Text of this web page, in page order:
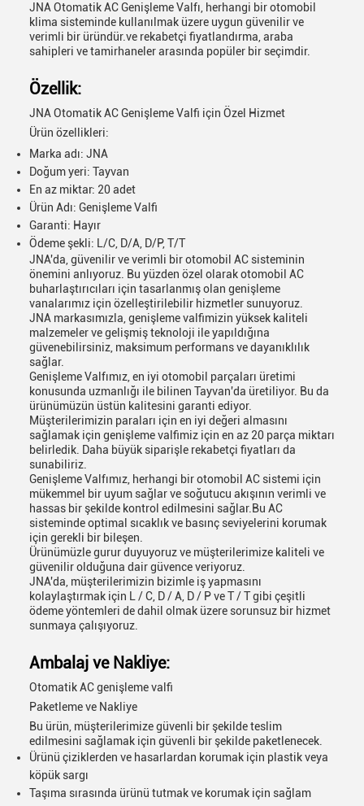
JNA Otomatik AC Genişleme Valfı, herhangi bir otomobil
klima sisteminde kullanılmak üzere uygun güvenilir ve
verimli bir üründür.ve rekabetçi fiyatlandırma, araba
sahipleri ve tamirhaneler arasında popüler bir seçimdir.
Özellik:
JNA Otomatik AC Genişleme Valfi için Özel Hizmet
Ürün özellikleri:
Marka adı: JNA
Doğum yeri: Tayvan
En az miktar: 20 adet
Ürün Adı: Genişleme Valfi
Garanti: Hayır
Ödeme şekli: L/C, D/A, D/P, T/T
JNA'da, güvenilir ve verimli bir otomobil AC sisteminin
önemini anlıyoruz. Bu yüzden özel olarak otomobil AC
buharlaştırıcıları için tasarlanmış olan genişleme
vanalarımız için özelleştirilebilir hizmetler sunuyoruz.
JNA markasımızla, genişleme valfimizin yüksek kaliteli
malzemeler ve gelişmiş teknoloji ile yapıldığına
güvenebilirsiniz, maksimum performans ve dayanıklılık
sağlar.
Genişleme Valfımız, en iyi otomobil parçaları üretimi
konusunda uzmanlığı ile bilinen Tayvan'da üretiliyor. Bu da
ürünümüzün üstün kalitesini garanti ediyor.
Müşterilerimizin paraları için en iyi değeri almasını
sağlamak için genişleme valfimiz için en az 20 parça miktarı
belirledik. Daha büyük siparişle rekabetçi fiyatları da
sunabiliriz.
Genişleme Valfımız, herhangi bir otomobil AC sistemi için
mükemmel bir uyum sağlar ve soğutucu akışının verimli ve
hassas bir şekilde kontrol edilmesini sağlar.Bu AC
sisteminde optimal sıcaklık ve basınç seviyelerini korumak
için gerekli bir bileşen.
Ürünümüzle gurur duyuyoruz ve müşterilerimize kaliteli ve
güvenilir olduğuna dair güvence veriyoruz.
JNA'da, müşterilerimizin bizimle iş yapmasını
kolaylaştırmak için L / C, D / A, D / P ve T / T gibi çeşitli
ödeme yöntemleri de dahil olmak üzere sorunsuz bir hizmet
sunmaya çalışıyoruz.
Ambalaj ve Nakliye:
Otomatik AC genişleme valfi
Paketleme ve Nakliye
Bu ürün, müşterilerimize güvenli bir şekilde teslim
edilmesini sağlamak için güvenli bir şekilde paketlenecek.
Ürünü çiziklerden ve hasarlardan korumak için plastik veya
köpük sargı
Taşıma sırasında ürünü tutmak ve korumak için sağlam